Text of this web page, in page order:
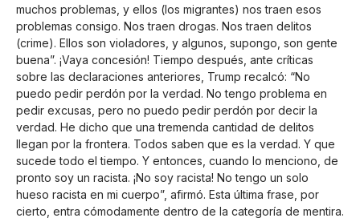
muchos problemas, y ellos (los migrantes) nos traen esos
problemas consigo. Nos traen drogas. Nos traen delitos
(crime). Ellos son violadores, y algunos, supongo, son gente
buena”. ¡Vaya concesión! Tiempo después, ante críticas
sobre las declaraciones anteriores, Trump recalcó: “No
puedo pedir perdón por la verdad. No tengo problema en
pedir excusas, pero no puedo pedir perdón por decir la
verdad. He dicho que una tremenda cantidad de delitos
llegan por la frontera. Todos saben que es la verdad. Y que
sucede todo el tiempo. Y entonces, cuando lo menciono, de
pronto soy un racista. ¡No soy racista! No tengo un solo
hueso racista en mi cuerpo”, afirmó. Esta última frase, por
cierto, entra cómodamente dentro de la categoría de mentira.